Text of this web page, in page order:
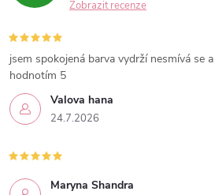
Zobrazit recenze
Valova hana
24.7.2026
jsem spokojená barva vydrží nesmívá se
hodnotím 5
Maryna Shandra